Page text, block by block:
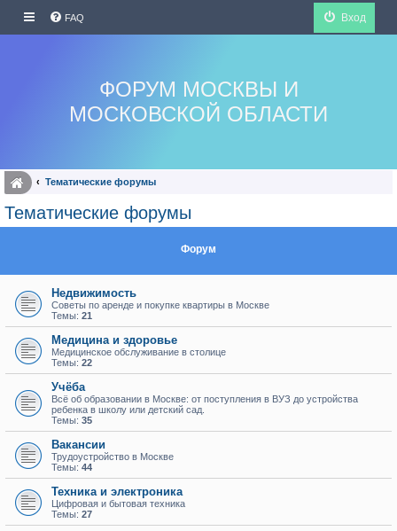
FAQ Вход
ФОРУМ МОСКВЫ И
МОСКОВСКОЙ ОБЛАСТИ
Тематические форумы
Тематические форумы
Форум
Недвижимость
Советы по аренде и покупке квартиры в Москве
Темы: 21
Медицина и здоровье
Медицинское обслуживание в столице
Темы: 22
Учёба
Всё об образовании в Москве: от поступления в ВУЗ до устройства
ребенка в школу или детский сад.
Темы: 35
Вакансии
Трудоустройство в Москве
Темы: 44
Техника и электроника
Цифровая и бытовая техника
Темы: 27